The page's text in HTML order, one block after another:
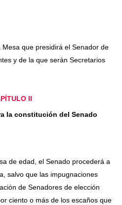
que presidirá el Senador de
y de la que serán Secretarios
II
la constitución del Senado
de edad, el Senado procederá a
salvo que las impugnaciones
de Senadores de elección
ciento o más de los escaños que